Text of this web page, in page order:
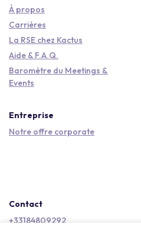
À propos
Carrières
La RSE chez Kactus
Aide & F.A.Q.
Baromètre du Meetings &
Events
Entreprise
Notre offre corporate
Contact
+33184809292